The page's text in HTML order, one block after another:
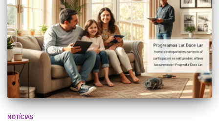
NOTÍCIAS